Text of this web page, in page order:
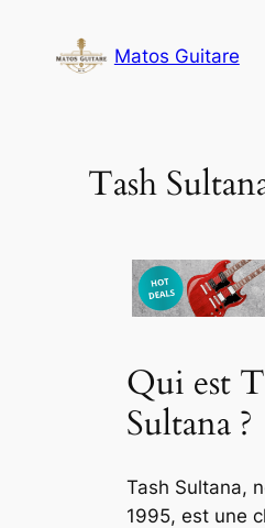
contenu
Matos Guitare
Tash
Qui est
Sultana ?
Tash Sultana,
1995, est une